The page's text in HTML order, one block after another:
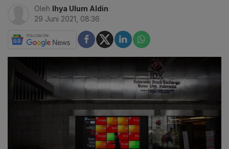
Oleh Ihya Ulum Aldin
29 Juni 2021, 08:36